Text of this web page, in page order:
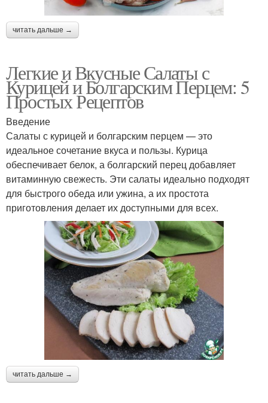
читать дальше →
Легкие и Вкусные Салаты с
Курицей и Болгарским Перцем: 5
Простых Рецептов
Введение
Салаты с курицей и болгарским перцем — это
идеальное сочетание вкуса и пользы. Курица
обеспечивает белок, а болгарский перец добавляет
витаминную свежесть. Эти салаты идеально подходят
для быстрого обеда или ужина, а их простота
приготовления делает их доступными для всех.
читать дальше →